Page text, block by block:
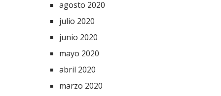
agosto 2020
julio 2020
junio 2020
mayo 2020
abril 2020
marzo 2020